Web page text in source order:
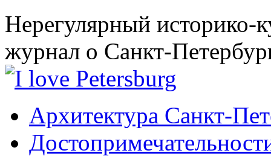
Нерегулярный историко-
журнал о Санкт-
Архитектура Санкт-